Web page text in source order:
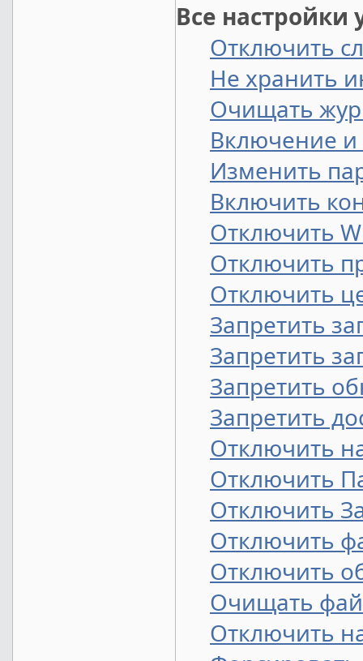
Все настройки
Отключить
Не хранить
Очищать
Включение
Изменить
Включить
Отключить
Отключить
Отключить
Запретить
Запретить
Запретить
Запретить
Отключить
Отключить
Отключить
Отключить
Отключить
Очищать
Отключить